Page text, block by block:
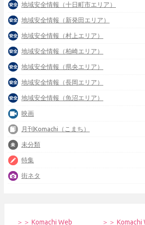
地域安全情報（十日町市エリア）
地域安全情報（新発田エリア）
地域安全情報（村上エリア）
地域安全情報（柏崎エリア）
地域安全情報（県央エリア）
地域安全情報（長岡エリア）
地域安全情報（魚沼エリア）
映画
月刊Komachi（こまち）
未分類
特集
街ネタ
＞＞ Komachi Web ＞＞